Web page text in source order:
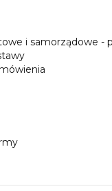
i samorządowe -